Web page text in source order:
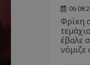
Φρίκη
έβαλε
νόμιζε